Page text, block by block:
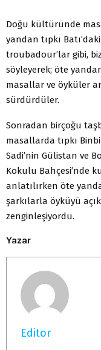
Doğu kültüründe
yandan tıpkı
troubadour’lar gibi,
söyleyerek; öte
masallar ve öyküler
sürdürdüler.
Sonradan birçoğu
masallarda tıpkı
Sadi’nin Gülistan ve
Kokulu Bahçesi’nde
anlatılırken öte
şarkılarla öyküyü
zenginleşiyordu.
Yazar
Editor